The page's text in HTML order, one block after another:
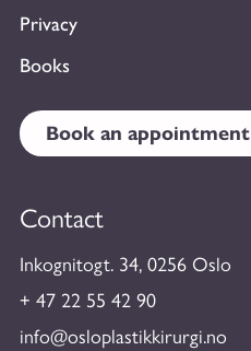
Privacy
Books
Book an appointment
Contact
Inkognitogt. 34, 0256 Oslo
+ 47 22 55 42 90
info@osloplastikkirurgi.no